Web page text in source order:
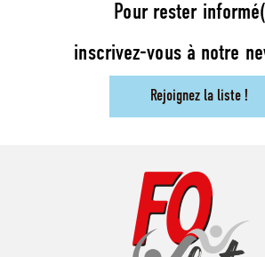
Pour rester
inscrivez-vous à notre
Rejoignez la liste !